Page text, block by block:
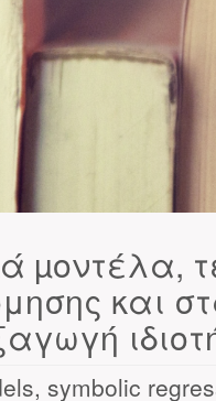
µοντέλα,
και
symbolic